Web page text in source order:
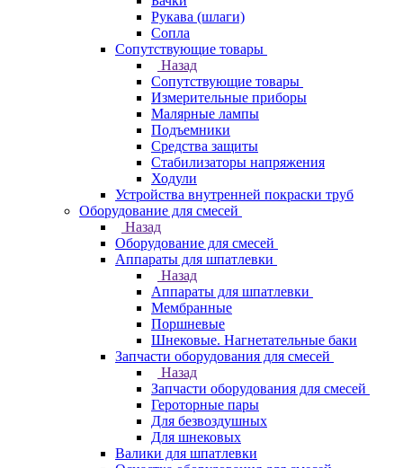
Рукава (шлаги)
Сопла
Сопутствующие товары
Назад
Сопутствующие товары
Измерительные приборы
Малярные лампы
Подъемники
Средства защиты
Стабилизаторы напряжения
Ходули
Устройства внутренней покраски труб
Оборудование для смесей
Назад
Оборудование для смесей
Аппараты для шпатлевки
Назад
Аппараты для шпатлевки
Мембранные
Поршневые
Шнековые. Нагнетательные баки
Запчасти оборудования для смесей
Назад
Запчасти оборудования для смесей
Героторные пары
Для безвоздушных
Для шнековых
Валики для шпатлевки